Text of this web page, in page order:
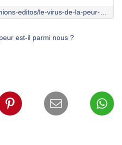
https://www.francesoir.fr/opinions-editos/le-virus-de-la-peur-est-il-parmi-nous